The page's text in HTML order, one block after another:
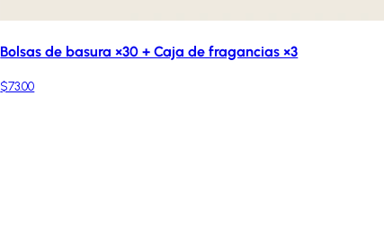
Bolsas de basura ×30 + Caja de fragancias ×3
$73.00